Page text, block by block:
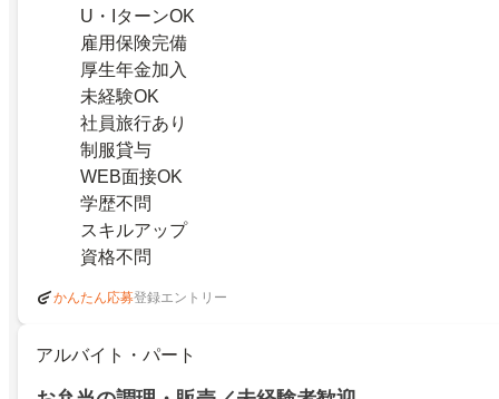
U・IターンOK
雇用保険完備
厚生年金加入
未経験OK
社員旅行あり
制服貸与
WEB面接OK
学歴不問
スキルアップ
資格不問
かんたん応募登録エントリー
アルバイト・パート